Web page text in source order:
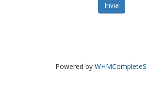
Invia
Powered by